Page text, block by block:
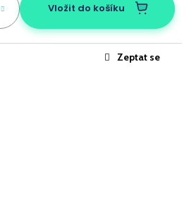
Vložit do košíku
Zeptat se